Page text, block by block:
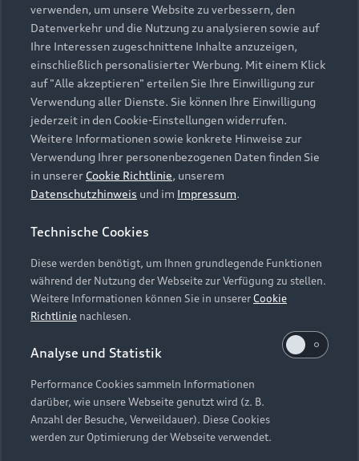
Modelle vergleichen
Elektromodelle
Plug-in-Hybride
Neuwagensuche
Gebrauchtwagensuche
Gebrauchtwagen
Finanzierung
Aktionen & Angebote
Geschäftskunden
Service & Zubehör
Saisonale Angebote
Audi Services
Garantie
Audi digital services
myAudi
Support
Kundenservice
Händlersuche
Audi Code
Online-Terminvereinbarung
Servicekontakt
Vertrag widerrufen
Über Audi
Unternehmen
Karriere
Investor Relations
Presse & Media Center
Datenschutz
Audi erleben
Newsletter
Impressum Rechtliches
Hinweisgebersystem
Datenschutzinformation
Cookie-Einstellungen
Cookie-Richtlinie
Barrierefreiheit
Hinweis: Die aktuelle Darstellung und Anordnung der
Embleme am Fahrzeug bei allen Abbildungen auf dieser
Webseite kann abweichen.
verwenden, um unsere Website zu verbessern, den
Datenverkehr und die Nutzung zu analysieren sowie auf
Ihre Interessen zugeschnittene Inhalte anzuzeigen,
einschließlich personalisierter Werbung. Mit einem Klick
auf "Alle akzeptieren" erteilen Sie Ihre Einwilligung zur
Verwendung aller Dienste. Sie können Ihre Einwilligung
jederzeit in den Cookie-Einstellungen widerrufen.
Weitere Informationen sowie konkrete Hinweise zur
Verwendung Ihrer personenbezogenen Daten finden Sie
in unserer Cookie Richtlinie, unserem
Datenschutzhinweis und im Impressum.
Technische Cookies
Diese werden benötigt, um Ihnen grundlegende Funktionen
während der Nutzung der Webseite zur Verfügung zu stellen.
Weitere Informationen können Sie in unsererCookie
Richtlinie nachlesen.
Analyse und Statistik
Performance Cookies sammeln Informationen
darüber, wie unsere Webseite genutzt wird (z. B.
Anzahl der Besuche, Verweildauer). Diese Cookies
werden zur Optimierung der Webseite verwendet.